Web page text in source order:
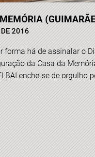
2016
forma há de assinalar o
da Casa da
enche-se de orgulho